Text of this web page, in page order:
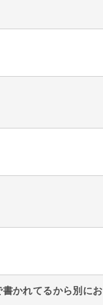
かれてるから別にお